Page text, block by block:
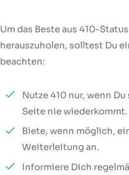
Um das Beste aus 410-
herauszuholen, solltest Du
beachten:
Nutze 410 nur, wenn
Seite nie wiederkommt.
Biete, wenn möglich,
Weiterleitung an.
Informiere Dich